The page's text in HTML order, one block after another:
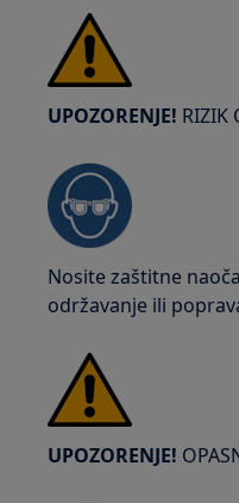
UPOZORENJE! RIZIK
Nosite zaštitne
održavanje ili
UPOZORENJE!